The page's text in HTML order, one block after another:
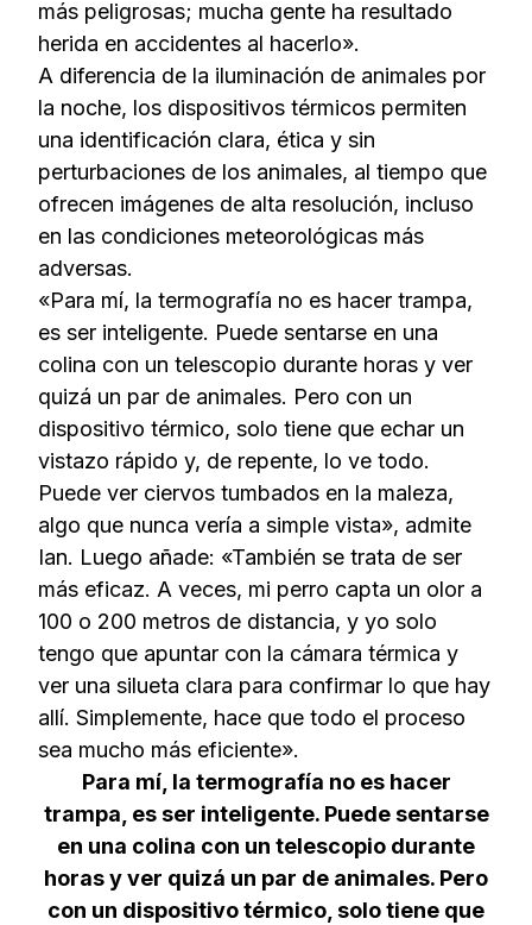
más peligrosas; mucha gente ha resultado
herida en accidentes al hacerlo».
A diferencia de la iluminación de animales por
la noche, los dispositivos térmicos permiten
una identificación clara, ética y sin
perturbaciones de los animales, al tiempo que
ofrecen imágenes de alta resolución, incluso
en las condiciones meteorológicas más
adversas.
«Para mí, la termografía no es hacer trampa,
es ser inteligente. Puede sentarse en una
colina con un telescopio durante horas y ver
quizá un par de animales. Pero con un
dispositivo térmico, solo tiene que echar un
vistazo rápido y, de repente, lo ve todo.
Puede ver ciervos tumbados en la maleza,
algo que nunca vería a simple vista», admite
Ian. Luego añade: «También se trata de ser
más eficaz. A veces, mi perro capta un olor a
100 o 200 metros de distancia, y yo solo
tengo que apuntar con la cámara térmica y
ver una silueta clara para confirmar lo que hay
allí. Simplemente, hace que todo el proceso
sea mucho más eficiente».
Para mí, la termografía no es hacer
trampa, es ser inteligente. Puede sentarse
en una colina con un telescopio durante
horas y ver quizá un par de animales. Pero
con un dispositivo térmico, solo tiene que